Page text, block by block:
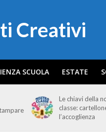
Creativi
SCUOLA ESTATE
Le chiavi della
classe:
l’accoglienza